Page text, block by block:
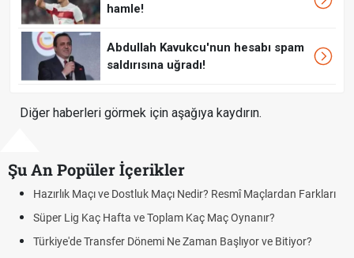
hamle!
Abdullah Kavukcu'nun hesabı spam
saldırısına uğradı!
Diğer haberleri görmek için aşağıya kaydırın.
Şu An Popüler İçerikler
Maçı ve Dostluk Maçı Nedir? Resmî Maçlardan Farkları
Lig Kaç Hafta ve Toplam Kaç Maç Oynanır?
Transfer Dönemi Ne Zaman Başlıyor ve Bitiyor?